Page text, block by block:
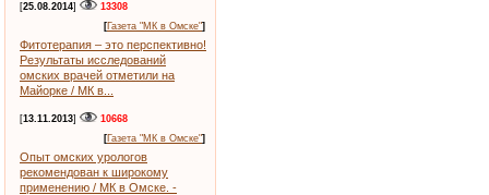
[25.08.2014]
13308
[Газета "МК в Омске"]
Фитотерапия – это перспективно!
Результаты исследований
омских врачей отметили на
Майорке / МК в...
[13.11.2013]
10668
[Газета "МК в Омске"]
Опыт омских урологов
рекомендован к широкому
применению / МК в Омске. -